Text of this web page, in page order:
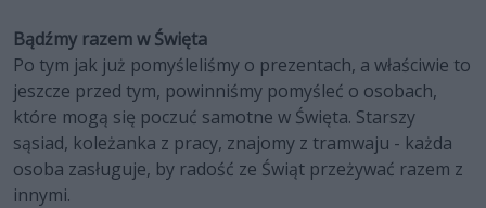
Bądźmy razem w Święta
Po tym jak już pomyśleliśmy o prezentach, a właściwie to
jeszcze przed tym, powinniśmy pomyśleć o osobach,
które mogą się poczuć samotne w Święta. Starszy
sąsiad, koleżanka z pracy, znajomy z tramwaju - każda
osoba zasługuje, by radość ze Świąt przeżywać razem z
innymi.